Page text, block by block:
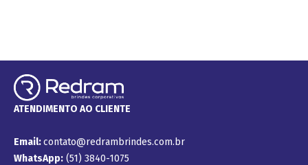
ATENDIMENTO AO CLIENTE
Email:contato@redrambrindes.com.br
WhatsApp: (51) 3840-1075